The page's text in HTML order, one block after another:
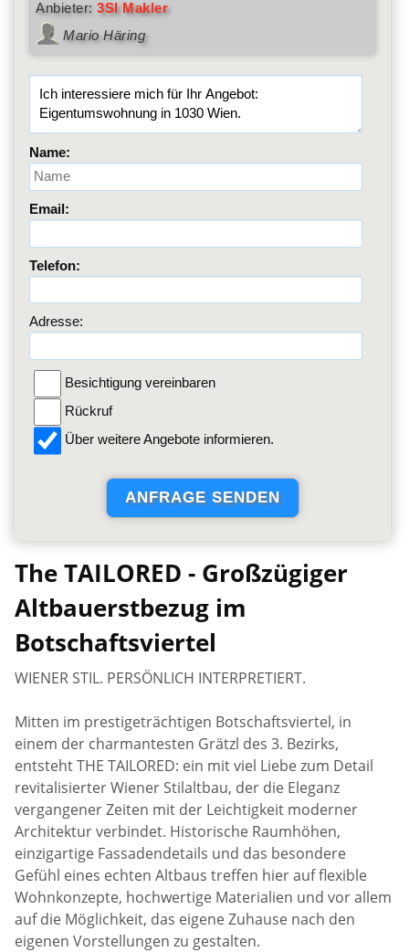
Anbieter:3SI Makler
Mario Häring
Name:
Email:
Telefon:
Adresse:
Besichtigung vereinbaren
Rückruf
Über weitere Angebote informieren.
The TAILORED - Großzügiger
Altbauerstbezug im
Botschaftsviertel
WIENER STIL. PERSÖNLICH INTERPRETIERT.
Mitten im prestigeträchtigen Botschaftsviertel, in
einem der charmantesten Grätzl des 3. Bezirks,
entsteht THE TAILORED: ein mit viel Liebe zum Detail
revitalisierter Wiener Stilaltbau, der die Eleganz
vergangener Zeiten mit der Leichtigkeit moderner
Architektur verbindet. Historische Raumhöhen,
einzigartige Fassadendetails und das besondere
Gefühl eines echten Altbaus treffen hier auf flexible
Wohnkonzepte, hochwertige Materialien und vor allem
auf die Möglichkeit, das eigene Zuhause nach den
eigenen Vorstellungen zu gestalten.